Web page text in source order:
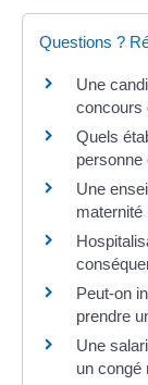
Questions ?
Une
concours
Quels
personne
Une
Peut-on
prendre
Une
un congé